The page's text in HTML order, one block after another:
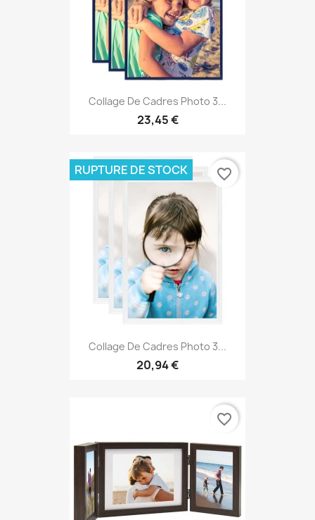
Collage De Cadres Photo 3...
23,45 €
Collage De Cadres Photo 3...
20,94 €
RUPTURE DE STOCK favorite_border
favorite_border